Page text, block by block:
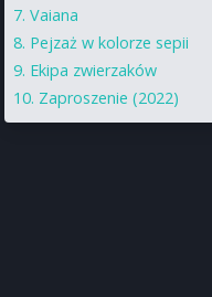
Vaiana
Pejzaż w kolorze sepii
Ekipa zwierzaków
Zaproszenie (2022)